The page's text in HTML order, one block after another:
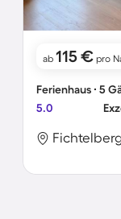
ab 115 € pro
Ferienhaus ∙ 5
5.0